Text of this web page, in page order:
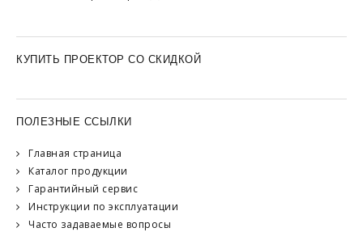
КУПИТЬ ПРОЕКТОР СО СКИДКОЙ
ПОЛЕЗНЫЕ ССЫЛКИ
Главная страница
Каталог продукции
Гарантийный сервис
Инструкции по эксплуатации
Часто задаваемые вопросы